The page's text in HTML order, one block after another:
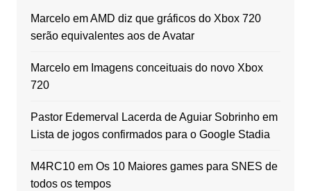
MarceloemAMD diz que gráficos do Xbox 720
serão equivalentes aos de Avatar
Marceloem Imagens conceituais do novo Xbox
720
Pastor Edemerval Lacerda de Aguiar Sobrinhoem
Lista de jogos confirmados para o Google Stadia
M4RC10em Os 10 Maiores games para SNES de
todos os tempos